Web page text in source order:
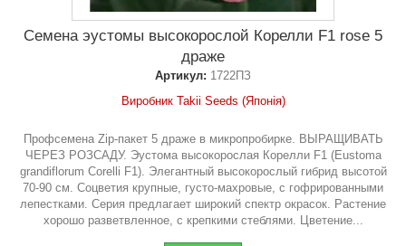
Семена эустомы высокорослой Корелли F1 rose 5
драже
Артикул: 1722ПЗ
Виробник Takii Seeds (Японія)
Профсемена Zip-пакет 5 драже в микропробирке. ВЫРАЩИВАТЬ
ЧЕРЕЗ РОЗСАДУ. Эустома высокорослая Корелли F1 (Eustoma
grandiflorum Corelli F1). Элегантный высокорослый гибрид высотой
70-90 см. Соцветия крупные, густо-махровые, с гофрированными
лепестками. Серия предлагает широкий спектр окрасок. Растение
хорошо разветвленное, с крепкими стеблями. Цветение...